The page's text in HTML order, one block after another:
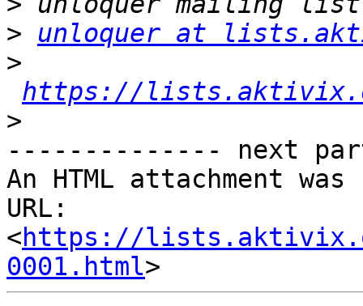
>
unloquer at
>
https://
>
-------------- next
An HTML attachment
URL:
<https://
0001.html